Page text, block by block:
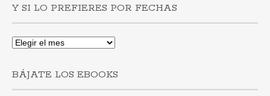
por
municipios
Y SI LO PREFIERES POR FECHAS
Y
si
prefieres
por
BÁJATE LOS EBOOKS